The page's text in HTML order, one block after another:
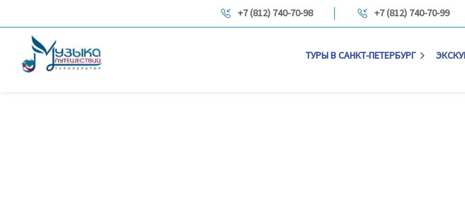
+7 (812) 740-70-98 +7 (812) 740-70-99
ТУРЫ В САНКТ-ПЕТЕРБУРГ